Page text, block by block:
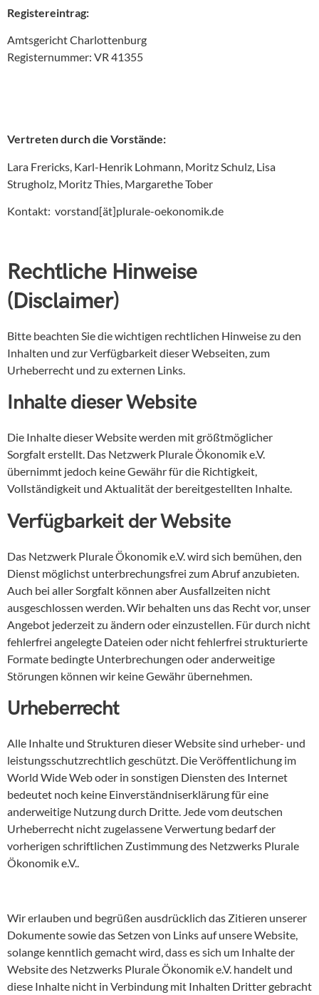
Registereintrag:
Amtsgericht Charlottenburg
Registernummer: VR 41355
Vertreten durch die Vorstände:
Lara Frericks, Karl-Henrik Lohmann, Moritz Schulz, Lisa
Strugholz, Moritz Thies, Margarethe Tober
Kontakt: vorstand[ät]plurale-oekonomik.de
Rechtliche Hinweise
(Disclaimer)
Bitte beachten Sie die wichtigen rechtlichen Hinweise zu den
Inhalten und zur Verfügbarkeit dieser Webseiten, zum
Urheberrecht und zu externen Links.
Inhalte dieser Website
Die Inhalte dieser Website werden mit größtmöglicher
Sorgfalt erstellt. Das Netzwerk Plurale Ökonomik e.V.
übernimmt jedoch keine Gewähr für die Richtigkeit,
Vollständigkeit und Aktualität der bereitgestellten Inhalte.
Verfügbarkeit der Website
Das Netzwerk Plurale Ökonomik e.V. wird sich bemühen, den
Dienst möglichst unterbrechungsfrei zum Abruf anzubieten.
Auch bei aller Sorgfalt können aber Ausfallzeiten nicht
ausgeschlossen werden. Wir behalten uns das Recht vor, unser
Angebot jederzeit zu ändern oder einzustellen. Für durch nicht
fehlerfrei angelegte Dateien oder nicht fehlerfrei strukturierte
Formate bedingte Unterbrechungen oder anderweitige
Störungen können wir keine Gewähr übernehmen.
Urheberrecht
Alle Inhalte und Strukturen dieser Website sind urheber- und
leistungsschutzrechtlich geschützt. Die Veröffentlichung im
World Wide Web oder in sonstigen Diensten des Internet
bedeutet noch keine Einverständniserklärung für eine
anderweitige Nutzung durch Dritte. Jede vom deutschen
Urheberrecht nicht zugelassene Verwertung bedarf der
vorherigen schriftlichen Zustimmung des Netzwerks Plurale
Ökonomik e.V..
Wir erlauben und begrüßen ausdrücklich das Zitieren unserer
Dokumente sowie das Setzen von Links auf unsere Website,
solange kenntlich gemacht wird, dass es sich um Inhalte der
Website des Netzwerks Plurale Ökonomik e.V. handelt und
diese Inhalte nicht in Verbindung mit Inhalten Dritter gebracht